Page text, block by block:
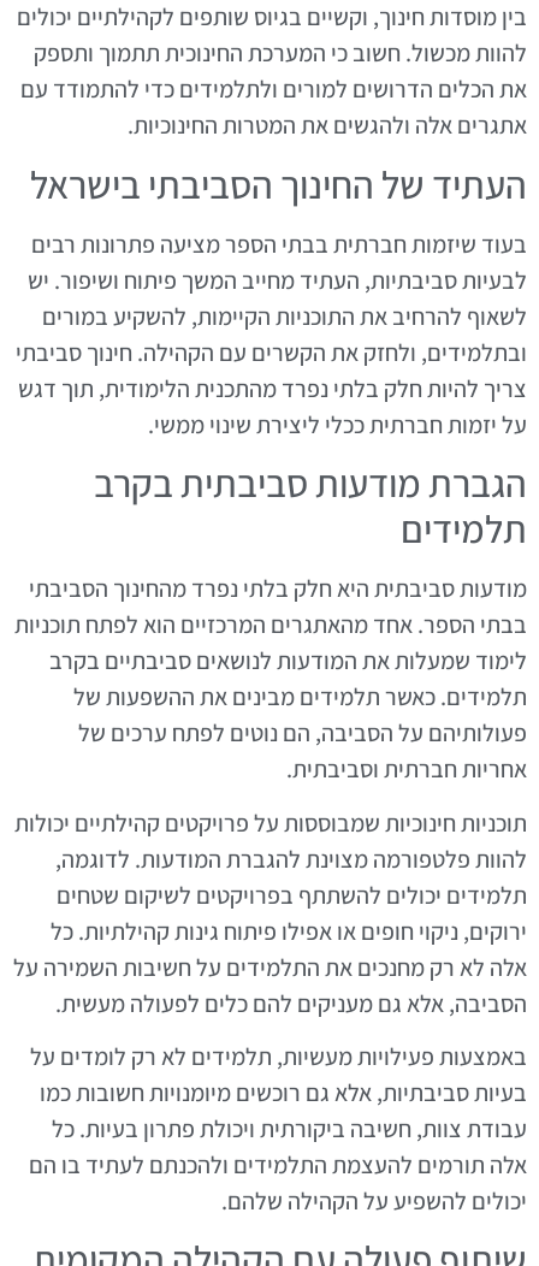
בין מוסדות חינוך, וקשיים בגיוס שותפים לקהילתיים יכולים
להוות מכשול. חשוב כי המערכת החינוכית תתמוך ותספק
את הכלים הדרושים למורים ולתלמידים כדי להתמודד עם
אתגרים אלה ולהגשים את המטרות החינוכיות.
העתיד של החינוך הסביבתי בישראל
בעוד שיזמות חברתית בבתי הספר מציעה פתרונות רבים
לבעיות סביבתיות, העתיד מחייב המשך פיתוח ושיפור. יש
לשאוף להרחיב את התוכניות הקיימות, להשקיע במורים
ובתלמידים, ולחזק את הקשרים עם הקהילה. חינוך סביבתי
צריך להיות חלק בלתי נפרד מהתכנית הלימודית, תוך דגש
על יזמות חברתית ככלי ליצירת שינוי ממשי.
הגברת מודעות סביבתית בקרב
תלמידים
מודעות סביבתית היא חלק בלתי נפרד מהחינוך הסביבתי
בבתי הספר. אחד מהאתגרים המרכזיים הוא לפתח תוכניות
לימוד שמעלות את המודעות לנושאים סביבתיים בקרב
תלמידים. כאשר תלמידים מבינים את ההשפעות של
פעולותיהם על הסביבה, הם נוטים לפתח ערכים של
אחריות חברתית וסביבתית.
תוכניות חינוכיות שמבוססות על פרויקטים קהילתיים יכולות
להוות פלטפורמה מצוינת להגברת המודעות. לדוגמה,
תלמידים יכולים להשתתף בפרויקטים לשיקום שטחים
ירוקים, ניקוי חופים או אפילו פיתוח גינות קהילתיות. כל
אלה לא רק מחנכים את התלמידים על חשיבות השמירה על
הסביבה, אלא גם מעניקים להם כלים לפעולה מעשית.
באמצעות פעילויות מעשיות, תלמידים לא רק לומדים על
בעיות סביבתיות, אלא גם רוכשים מיומנויות חשובות כמו
עבודת צוות, חשיבה ביקורתית ויכולת פתרון בעיות. כל
אלה תורמים להעצמת התלמידים ולהכנתם לעתיד בו הם
יכולים להשפיע על הקהילה שלהם.